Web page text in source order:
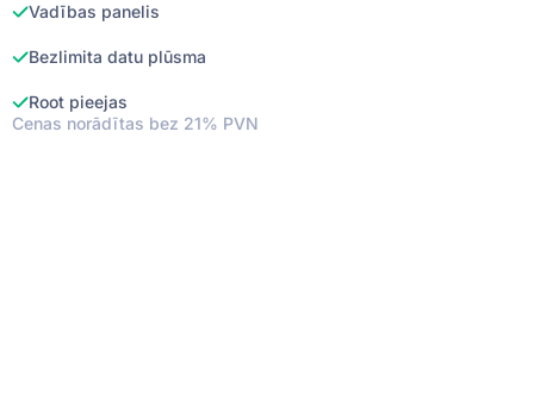
Vadības panelis
Bezlimita datu plūsma
Root pieejas
Cenas norādītas bez 21% PVN